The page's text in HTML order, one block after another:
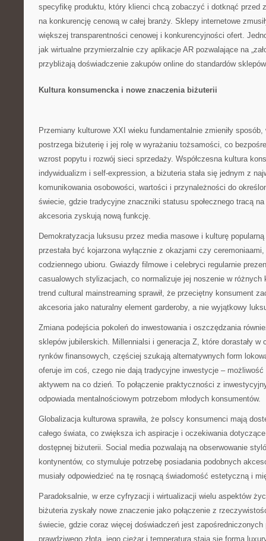
specyfikę produktu, który klienci chcą zobaczyć i dotknąć przed
na konkurencję cenową w całej branży. Sklepy internetowe
większej transparentności cenowej i konkurencyjności ofert.
jak wirtualne przymierzalnie czy aplikacje AR pozwalające na
przybliżają doświadczenie zakupów online do standardów
Kultura konsumencka i nowe znaczenia biżuterii
Przemiany kulturowe XXI wieku fundamentalnie zmieniły sposób,
postrzega biżuterię i jej rolę w wyrażaniu tożsamości, co
wzrost popytu i rozwój sieci sprzedaży. Współczesna kultura
indywidualizm i self-expression, a biżuteria stała się jednym z
komunikowania osobowości, wartości i przynależności do
świecie, gdzie tradycyjne znaczniki statusu społecznego tracą
akcesoria zyskują nową funkcję.
Demokratyzacja luksusu przez media masowe i kulturę popularną
przestała być kojarzona wyłącznie z okazjami czy
codziennego ubioru. Gwiazdy filmowe i celebryci regularnie
casualowych stylizacjach, co normalizuje jej noszenie w różnych
trend cultural mainstreaming sprawił, że przeciętny konsument
akcesoria jako naturalny element garderoby, a nie wyjątkowy
Zmiana podejścia pokoleń do inwestowania i oszczędzania
sklepów jubilerskich. Millennialsi i generacja Z, które dorastały w
rynków finansowych, częściej szukają alternatywnych form
oferuje im coś, czego nie dają tradycyjne inwestycje –
aktywem na co dzień. To połączenie praktyczności z
odpowiada mentalnościowym potrzebom młodych konsumentów.
Globalizacja kulturowa sprawiła, że polscy konsumenci mają
całego świata, co zwiększa ich aspiracje i oczekiwania
dostępnej biżuterii. Social media pozwalają na obserwowanie
kontynentów, co stymuluje potrzebę posiadania podobnych
musiały odpowiedzieć na tę rosnącą świadomość estetyczną i
Paradoksalnie, w erze cyfryzacji i wirtualizacji wielu aspektów
biżuteria zyskały nowe znaczenie jako połączenie z
świecie, gdzie coraz więcej doświadczeń jest
prawdziwego złota, jego ciężar i temperatura stają się formą